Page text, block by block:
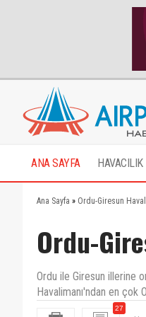
ANA SAYFA HAVACILIK
Ana Sayfa » Ordu-Giresun
Ordu-
Ordu ile Giresun illerine
Havalimanı'ndan en çok
27